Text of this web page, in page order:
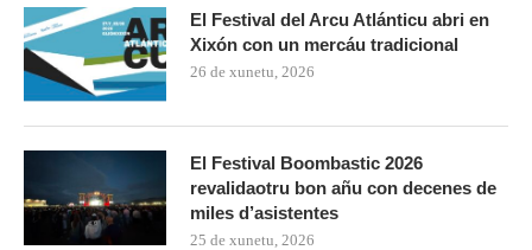
El Festival del Arcu Atlánticu abri en
Xixón con un mercáu tradicional
26 de xunetu, 2026
El Festival Boombastic 2026
revalidaotru bon añu con decenes de
miles d’asistentes
25 de xunetu, 2026